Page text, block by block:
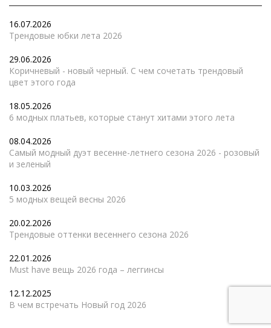
16.07.2026
Трендовые юбки лета 2026
29.06.2026
Коричневый - новый черный. С чем сочетать трендовый
цвет этого года
18.05.2026
6 модных платьев, которые станут хитами этого лета
08.04.2026
Самый модный дуэт весенне-летнего сезона 2026 - розовый
и зеленый
10.03.2026
5 модных вещей весны 2026
20.02.2026
Трендовые оттенки весеннего сезона 2026
22.01.2026
Must have вещь 2026 года – леггинсы
12.12.2025
В чем встречать Новый год 2026